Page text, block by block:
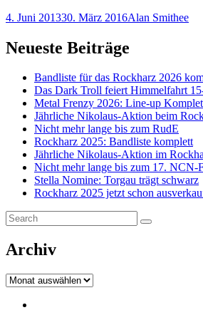
Posted-
4. Juni 201330. März 2016By
Byline
Alan Smithee
Neueste Beiträge
Bandliste für das Rockharz 2026
Das Dark Troll feiert Himmelfahrt
Metal Frenzy 2026: Line-up
Jährliche Nikolaus-Aktion beim
Nicht mehr lange bis zum RudE
Rockharz 2025: Bandliste komplett
Jährliche Nikolaus-Aktion im
Nicht mehr lange bis zum 17. NCN-
Stella Nomine: Torgau trägt schwarz
Rockharz 2025 jetzt schon
Search
for:
Search
Archiv
Archiv